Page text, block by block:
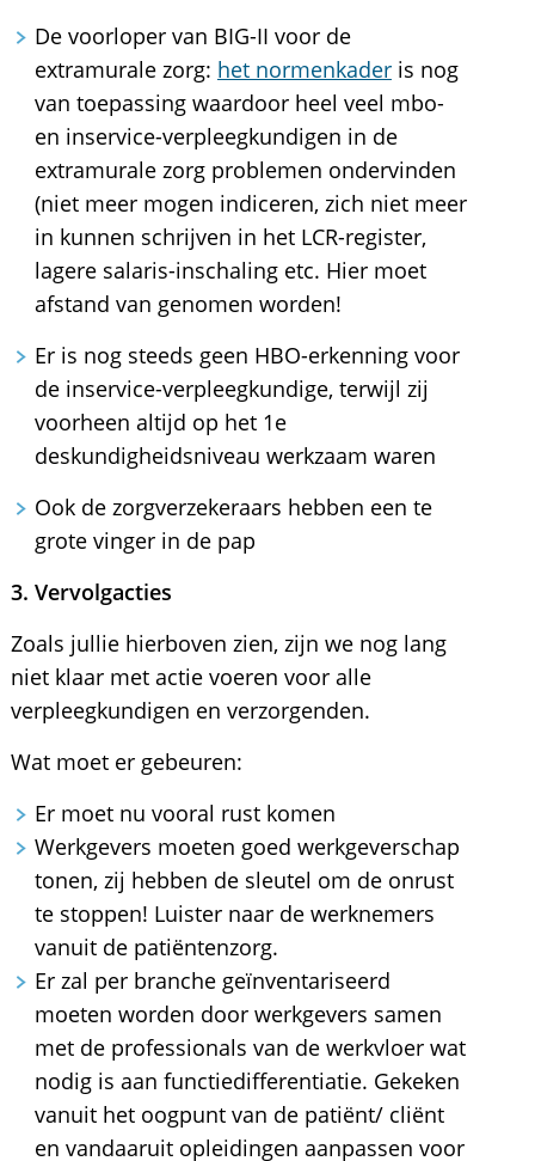
De voorloper van BIG-II voor de
extramurale zorg: het normenkaderis nog
van toepassing waardoor heel veel mbo-
en inservice-verpleegkundigen in de
extramurale zorg problemen ondervinden
(niet meer mogen indiceren, zich niet meer
in kunnen schrijven in het LCR-register,
lagere salaris-inschaling etc. Hier moet
afstand van genomen worden!
Er is nog steeds geen HBO-erkenning voor
de inservice-verpleegkundige, terwijl zij
voorheen altijd op het 1e
deskundigheidsniveau werkzaam waren
Ook de zorgverzekeraars hebben een te
grote vinger in de pap
3. Vervolgacties
Zoals jullie hierboven zien, zijn we nog lang
niet klaar met actie voeren voor alle
verpleegkundigen en verzorgenden.
Wat moet er gebeuren:
Er moet nu vooral rust komen
Werkgevers moeten goed werkgeverschap
tonen, zij hebben de sleutel om de onrust
te stoppen! Luister naar de werknemers
vanuit de patiëntenzorg.
Er zal per branche geïnventariseerd
moeten worden door werkgevers samen
met de professionals van de werkvloer wat
nodig is aan functiedifferentiatie. Gekeken
vanuit het oogpunt van de patiënt/ cliënt
en vandaaruit opleidingen aanpassen voor